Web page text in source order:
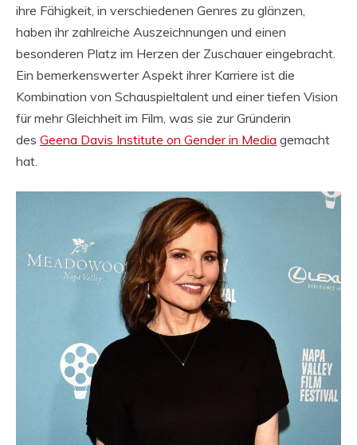
ihre Fähigkeit, in verschiedenen Genres zu glänzen,
haben ihr zahlreiche Auszeichnungen und einen
besonderen Platz im Herzen der Zuschauer eingebracht.
Ein bemerkenswerter Aspekt ihrer Karriere ist die
Kombination von Schauspieltalent und einer tiefen Vision
für mehr Gleichheit im Film, was sie zur Gründerin
des Geena Davis Institute on Gender in Media gemacht
hat.